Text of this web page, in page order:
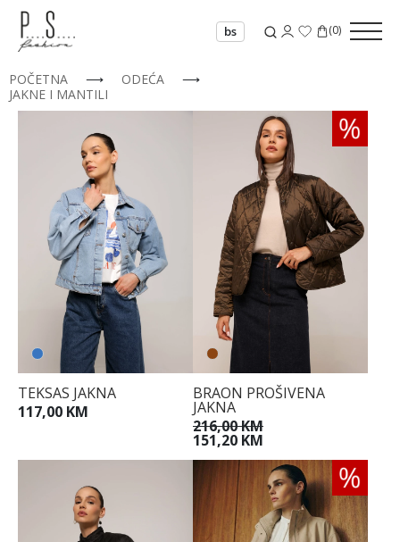
bs (0)
40
42
POČETNA ⟶ ODEĆA
⟶
JAKNE I MANTILI
TEKSAS JAKNA
117,00 KM
BRAON PROŠIVENA
JAKNA
216,00 KM
151,20 KM